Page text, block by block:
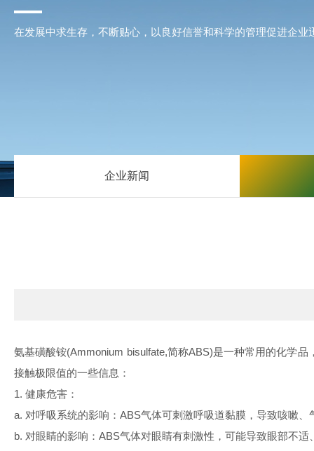
在发展中求生存，不断贴心，以良好信誉和科学的管理促进企业
企业新闻
氨基磺酸铵(Ammonium bisulfate,简称ABS)是一种常用的化学品
接触极限值的一些信息：
1. 健康危害：
a. 对呼吸系统的影响： ABS气体可刺激呼吸道黏膜，导致咳嗽
b. 对眼睛的影响： ABS气体对眼睛有刺激性，可能导致眼部不